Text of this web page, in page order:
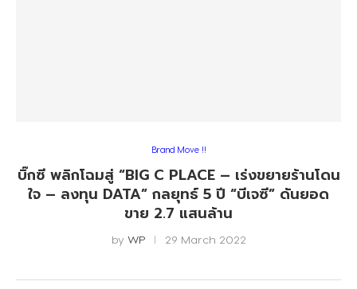
Brand Move !!
บิ๊กซี พลิกโฉมสู่ “BIG C PLACE – เร่งขยายร้านโดน
ใจ – ลงทุน DATA” กลยุทธ์ 5 ปี “บีเจซี” ดันยอด
ขาย 2.7 แสนล้าน
by WP 29 March 2022